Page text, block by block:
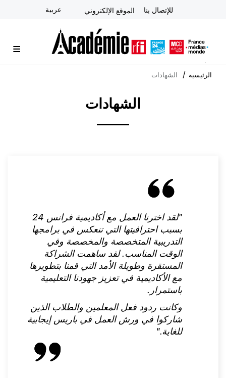
تجاوز
إلى
المحتوى
الرئيسي
للإتصال بنا الموقع الإلكتروني عربية
دورات متخصصة
المشورة الاستراتيجية
التعلم الإلكتروني عن بُعد
الأكاديمية
آخر المستجدات
النشرة الإخباريةالرئيسية الشهادات
الشهادات
"لقد اخترنا العمل مع أكاديمية فرانس 24
بسبب احترافيتها التي تنعكس في برامجها
التدريبية المتخصصة والمخصصة وفي
الوقت المناسب. لقد ساهمت الشراكة
المستقرة وطويلة الأمد التي قمنا بتطويرها
مع الأكاديمية في تعزيز جهودنا التعليمية
باستمرار.
وكانت ردود فعل المعلمين والطلاب الذين
شاركوا في ورش العمل في باريس إيجابية
للغاية."